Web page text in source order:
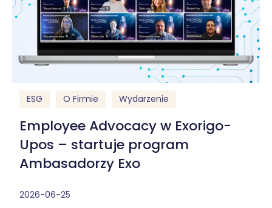
ESG O Firmie Wydarzenie
Employee Advocacy w Exorigo-
Upos – startuje program
Ambasadorzy Exo
2026-06-25